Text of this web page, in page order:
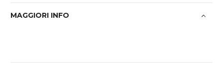
MAGGIORI INFO